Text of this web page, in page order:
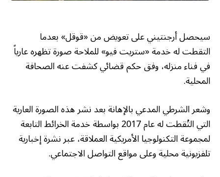
سيحصل أرجنتيني على تعويض من «قوقل» بعدما
التقطت له خدمة «ستريت فيو» للملاحة صورة تظهره عارياً
في فناء منزله، وفق حكم قضائي كشفت عنه الصحافة
المحلية.
وشعر الشرطي المدعي بالإهانة بعد نشر هذه الصورة العارية
التي التُقطت له عام 2017 بواسطة خدمة الخرائط التابعة
لمجموعة التكنولوجيا الأمريكية العملاقة، عبر نشرة إخبارية
تلفزيونية محلية وعلى مواقع التواصل الاجتماعي.